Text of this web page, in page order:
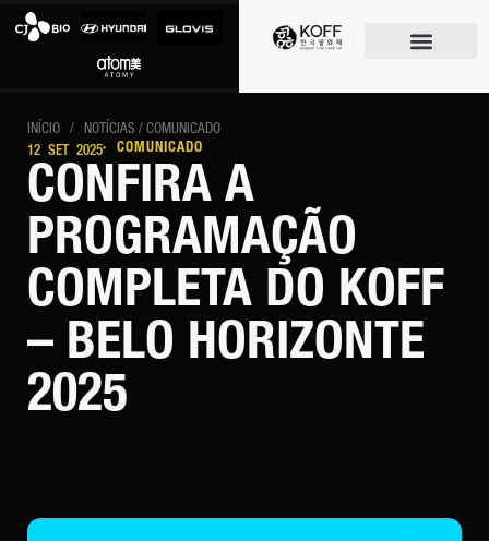
INÍCIO / NOTÍCIAS / COMUNICADO
12 SET 2025· COMUNICADO
CONFIRA A
PROGRAMAÇÃO
COMPLETA DO KOFF
– BELO HORIZONTE
2025